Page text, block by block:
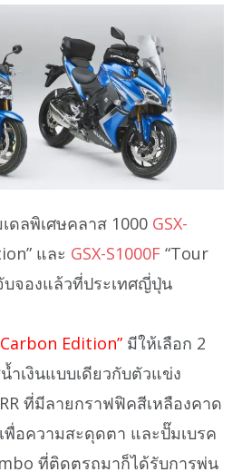
ดลพิเศษคลาส 1000 GSX-
และ GSX-S1000F “Tour
บจองแล้วที่ประเทศญี่ปุ่น
Edition” มีให้เลือก 2
ำเงินแบบเดียวกับตัวแข่ง
ที่มีลายกราฟฟิคสีเหลืองคาด
พื่อความสะดุดตา และปั๊มเบรค
ที่ติดตรถมาก็ได้รับการพ่น